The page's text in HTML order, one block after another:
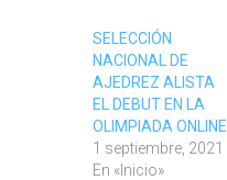
SELECCIÓN
NACIONAL DE
AJEDREZ ALISTA
EL DEBUT EN LA
OLIMPIADA ONLINE
1 septiembre, 2021
En «Inicio»